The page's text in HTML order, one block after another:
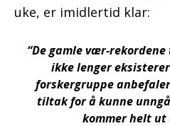
uke, er imidlertid klar:
“De gamle vær-
ikke lenger
forskergruppe
tiltak for å kunne
kommer helt ut